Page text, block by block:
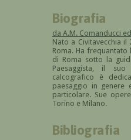
Biografia
da A.M. Comanducci
Nato a Civitavecchia il
Roma. Ha frequantato
di Roma sotto la
Paesaggista, il
calcografico è
paesaggio in
particolare. Sue
Torino e Milano.
Bibliografia